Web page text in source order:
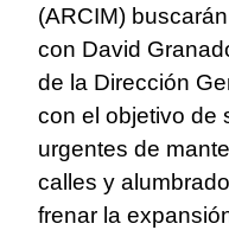
(ARCIM)
con David
de la Dirección
con el objetivo de
urgentes de
calles y
frenar la